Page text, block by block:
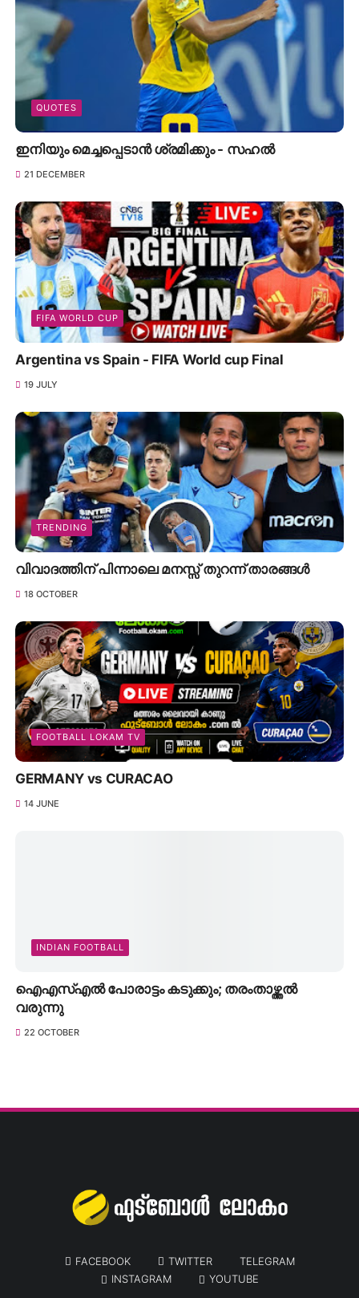
QUOTES
ഇനിയും മെച്ചപ്പെടാൻ ശ്രമിക്കും - സഹൽ
21 DECEMBER
FIFA WORLD CUP
Argentina vs Spain - FIFA World cup Final
19 JULY
TRENDING
വിവാദത്തിന് പിന്നാലെ മനസ്സ് തുറന്ന് താരങ്ങൾ
18 OCTOBER
FOOTBALL LOKAM TV
GERMANY vs CURACAO
14 JUNE
INDIAN FOOTBALL
ഐഎസ്എൽ പോരാട്ടം കടുക്കും; തരംതാഴ്ത്തൽ
വരുന്നു
22 OCTOBER
FACEBOOK TWITTER
TELEGRAM
INSTAGRAM
YOUTUBE